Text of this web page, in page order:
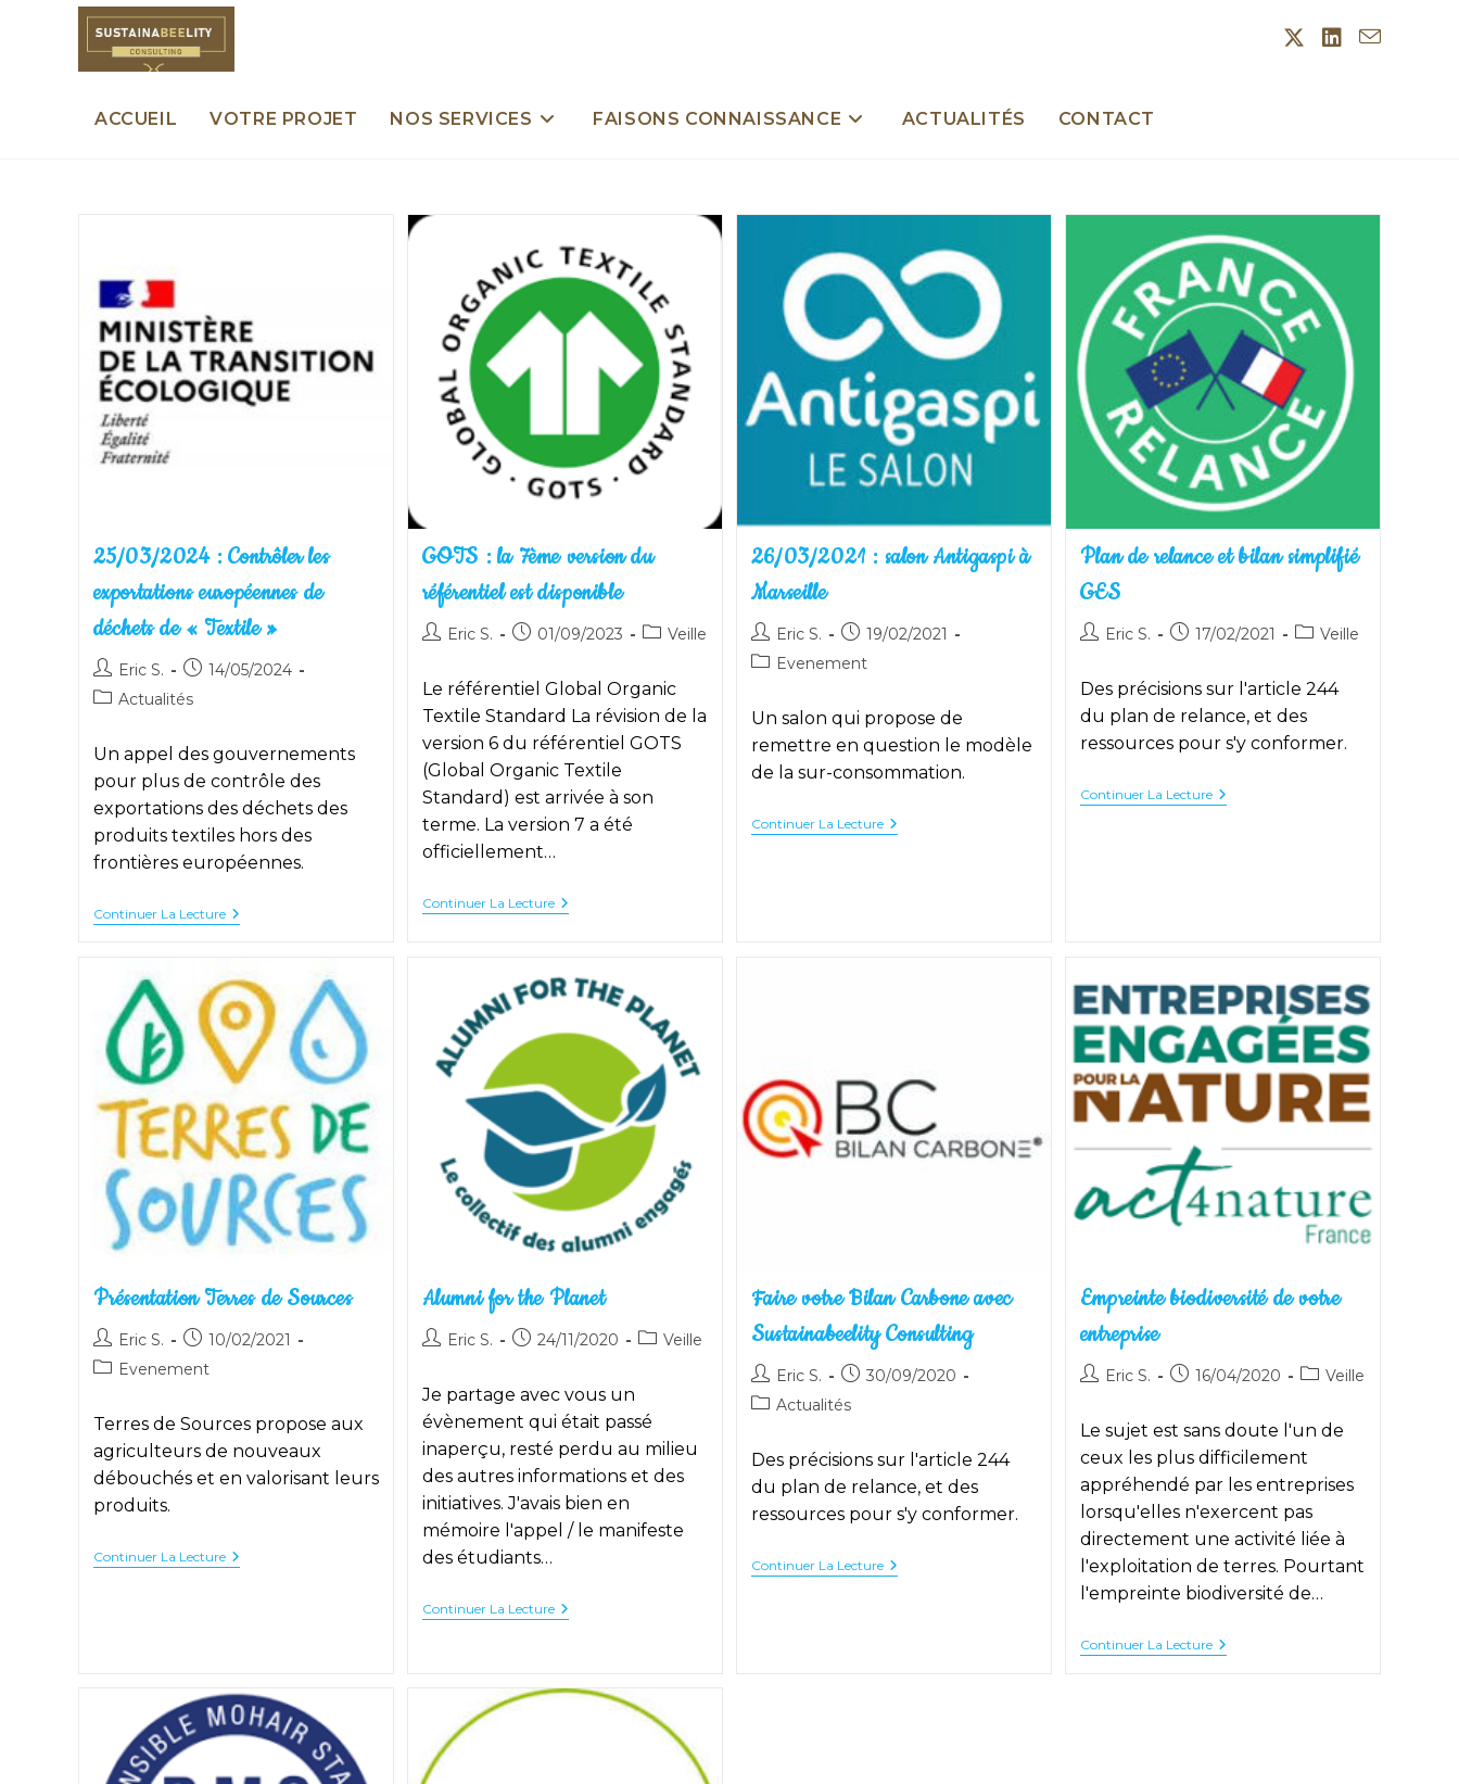
ACCUEIL VOTRE PROJET NOS SERVICES FAISONS CONNAISSANCE ACTUALITÉS CONTACT
25/03/2024 : Contrôler les
exportations européennes de
déchets de « Textile »
Auteur/autrice
de
Eric S.
Publication
publiée :
14/05/2024
PostActualités
Un appel des gouvernements
pour plus de contrôle des
exportations des déchets des
produits textiles hors des
frontières européennes.
Continuer La Lecture25/03/2024
:
Exportations
Européennes
De
Déchets
De
« Textile »
GOTS : la 7ème version du
référentiel est disponible
Auteur/autrice
la
publication :
Eric S.
Publication
01/09/2023
PostVeille
Le référentiel Global Organic
Textile Standard La révision de la
version 6 du référentiel GOTS
(Global Organic Textile
Standard) est arrivée à son
terme. La version 7 a été
officiellement…
Continuer La LectureGOTS
:
Version
Du
Référentiel
Disponible
26/03/2021 : salon Antigaspi à
Marseille
Auteur/autrice
de
Eric S.
Publication
publiée :
19/02/2021
PostEvenement
Un salon qui propose de
remettre en question le modèle
de la sur-consommation.
Continuer La Lecture26/03/2021
:
Plan de relance et bilan simplifié
GES
Auteur/autrice
la
publication :
Eric S.
Publication
17/02/2021
PostVeille
Des précisions sur l'article 244
du plan de relance, et des
ressources pour s'y conformer.
Continuer La LecturePlan
De
Présentation Terres de Sources
Auteur/autrice
de
Eric S.
Publication
publiée :
10/02/2021
PostEvenement
Terres de Sources propose aux
agriculteurs de nouveaux
débouchés et en valorisant leurs
produits.
Continuer La LecturePrésentation
Terres
Alumni for the Planet
Auteur/autrice
la
publication :
Eric S.
Publication
24/11/2020
PostVeille
Je partage avec vous un
évènement qui était passé
inaperçu, resté perdu au milieu
des autres informations et des
initiatives. J'avais bien en
mémoire l'appel / le manifeste
des étudiants…
Continuer La LectureAlumni
For
Faire votre Bilan Carbone avec
Sustainabeelity Consulting
Auteur/autrice
de
Eric S.
Publication
publiée :
30/09/2020
PostActualités
Des précisions sur l'article 244
du plan de relance, et des
ressources pour s'y conformer.
Continuer La LectureFaire
Votre
Empreinte biodiversité de votre
entreprise
Auteur/autrice
la
publication :
Eric S.
Publication
16/04/2020
PostVeille
Le sujet est sans doute l'un de
ceux les plus difficilement
appréhendé par les entreprises
lorsqu'elles n'exercent pas
directement une activité liée à
l'exploitation de terres. Pourtant
l'empreinte biodiversité de…
Continuer La LectureEmpreinte
Biodiversité